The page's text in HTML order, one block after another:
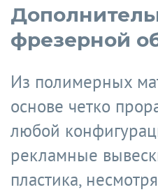
фрезерной
Из полимерных
основе четко
любой
рекламные
пластика,